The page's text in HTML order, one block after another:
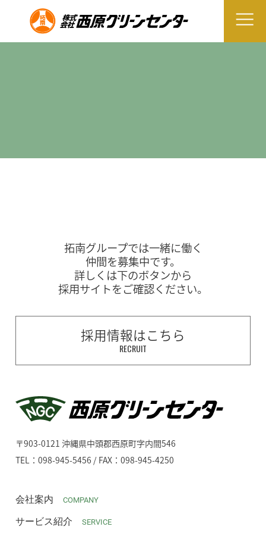
拓南グループでは一緒に働く
仲間を募集中です。
詳しくは下のボタンから
採用サイトをご確認ください。
採用情報はこちら
RECRUIT
〒903-0121 沖縄県中頭郡西原町字内間546
TEL：098-945-5456 / FAX：098-945-4250
会社案内 COMPANY
サービス紹介 SERVICE